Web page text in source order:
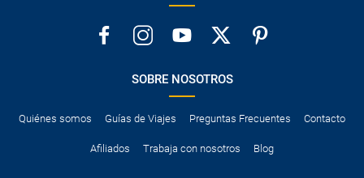
SOBRE NOSOTROS
Quiénes somos Guías de Viajes Preguntas Frecuentes Contacto
Afiliados Trabaja con nosotros Blog